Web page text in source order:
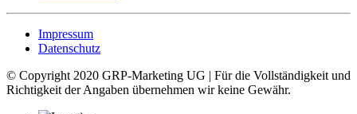
Impressum
Datenschutz
© Copyright 2020 GRP-Marketing UG | Für die Vollständigkeit und
Richtigkeit der Angaben übernehmen wir keine Gewähr.